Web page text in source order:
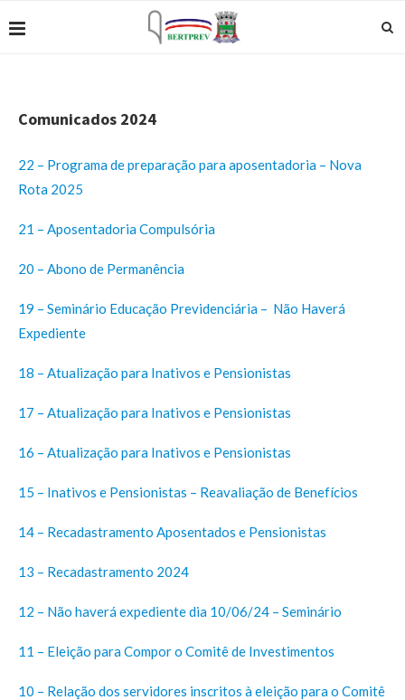
Comunicados 2024
22 – Programa de preparação para aposentadoria – Nova
Rota 2025
21 – Aposentadoria Compulsória
20 – Abono de Permanência
19 – Seminário Educação Previdenciária – Não Haverá
Expediente
18 – Atualização para Inativos e Pensionistas
17 – Atualização para Inativos e Pensionistas
16 – Atualização para Inativos e Pensionistas
15 – Inativos e Pensionistas – Reavaliação de Benefícios
14 – Recadastramento Aposentados e Pensionistas
13 – Recadastramento 2024
12 – Não haverá expediente dia 10/06/24 – Seminário
11 – Eleição para Compor o Comitê de Investimentos
10 – Relação dos servidores inscritos à eleição para o Comitê